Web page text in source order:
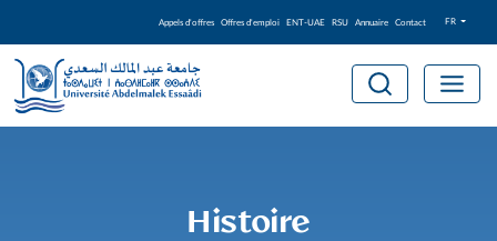
FR
Appels d'offres Offres d'emploi ENT-UAE RSU Annuaire Contact
Histoire